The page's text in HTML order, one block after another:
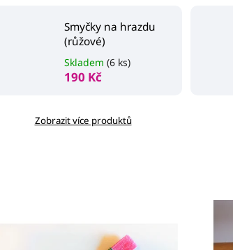
Smyčky na hrazdu
(růžové)
Skladem(6 ks)
190 Kč
Zobrazit více produktů